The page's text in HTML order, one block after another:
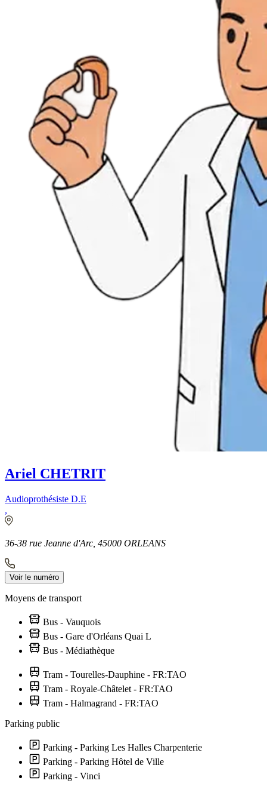
Ariel CHETRIT
Audioprothésiste D.E
36-38 rue Jeanne d'Arc, 45000 ORLEANS
Voir le numéro
Moyens de transport
Bus - Vauquois
Bus - Gare d'Orléans Quai L
Bus - Médiathèque
Tram - Tourelles-Dauphine - FR:TAO
Tram - Royale-Châtelet - FR:TAO
Tram - Halmagrand - FR:TAO
Parking public
Parking - Parking Les Halles Charpenterie
Parking - Parking Hôtel de Ville
Parking - Vinci